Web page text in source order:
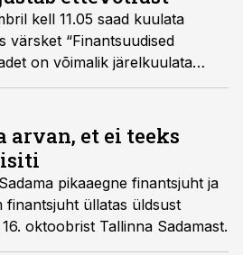
kell 11.05 saad kuulata
värsket “Finantsuudised
on võimalik järelkuulata
17.05, peale kella 17-seid
septembril kell 12. Samuti
vahendusel.
arvan, et ei teeks
pikaaegne finantsjuht ja
finantsjuht üllatas üldsust
oktoobrist Tallinna Sadamast.